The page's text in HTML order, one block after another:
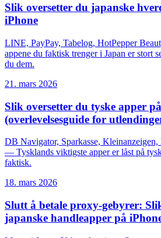
Slik oversetter du japanske
iPhone
LINE, PayPay, Tabelog, HotPepper
appene du faktisk trenger i Japan er stort
du dem.
21. mars 2026
Slik oversetter du tyske apper
(overlevelsesguide for
DB Navigator, Sparkasse,
— Tysklands viktigste apper er låst på
faktisk.
18. mars 2026
Slutt å betale proxy-gebyrer:
japanske handleapper på